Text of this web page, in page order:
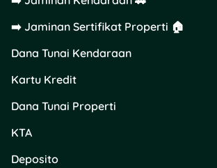
Fotokopi KTP dan
Barang jaminan
elektronik, saham,
dsb.
Mengisi formulir
kerja untuk
➡️ Jaminan Sertifikat Properti 🏠
Dana Tunai Kendaraan
Kartu Kredit
Dana Tunai Properti
KTA
Deposito